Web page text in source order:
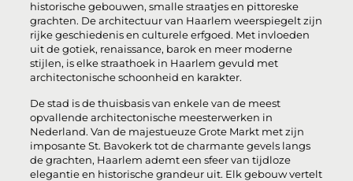
historische gebouwen, smalle straatjes en pittoreske
grachten. De architectuur van Haarlem weerspiegelt zijn
rijke geschiedenis en culturele erfgoed. Met invloeden
uit de gotiek, renaissance, barok en meer moderne
stijlen, is elke straathoek in Haarlem gevuld met
architectonische schoonheid en karakter.
De stad is de thuisbasis van enkele van de meest
opvallende architectonische meesterwerken in
Nederland. Van de majestueuze Grote Markt met zijn
imposante St. Bavokerk tot de charmante gevels langs
de grachten, Haarlem ademt een sfeer van tijdloze
elegantie en historische grandeur uit. Elk gebouw vertelt